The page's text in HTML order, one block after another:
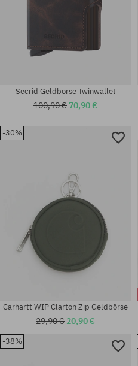
Secrid Geldbörse Twinwallet
100,90 € 70,90 €
-30%
Carhartt WIP Clarton Zip Geldbörse
29,90 € 20,90 €
-38%